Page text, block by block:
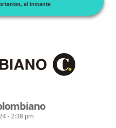
al instante
- 2:38 pm